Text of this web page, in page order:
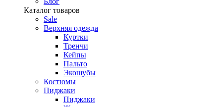
Каталог товаров
Sale
Верхняя одежда
Куртки
Тренчи
Кейпы
Пальто
Экошубы
Костюмы
Пиджаки
Пиджаки